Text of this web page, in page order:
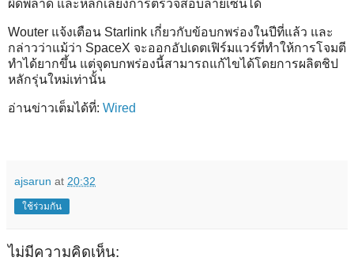
ผิดพลาด และหลีกเลี่ยงการตรวจสอบลายเซ็นได้
Wouter แจ้งเตือน Starlink เกี่ยวกับข้อบกพร่องในปีที่แล้ว และ
กล่าวว่าแม้ว่า SpaceX จะออกอัปเดตเฟิร์มแวร์ที่ทำให้การโจมตี
ทำได้ยากขึ้น แต่จุดบกพร่องนี้สามารถแก้ไขได้โดยการผลิตชิป
หลักรุ่นใหม่เท่านั้น
อ่านข่าวเต็มได้ที่: Wired
ajsarun at 20:32
ใช้ร่วมกัน
ไม่มีความคิดเห็น: